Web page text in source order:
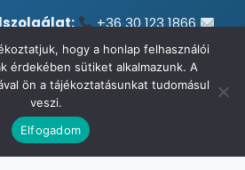
+36 30 123 1866
Ruházati Webáruház - Minden jog
hogy a honlap felhasználói
érdekében sütiket alkalmazunk. A
ön a tájékoztatásunkat tudomásul
veszi.
Elfogadom